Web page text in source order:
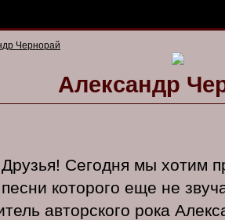
Чернорай
Александр
Друзья! Сегодня мы хотим
песни которого еще не зв
авторского рока